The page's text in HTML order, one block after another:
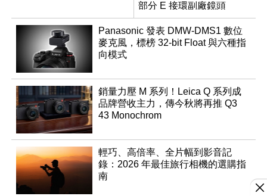
部分 E 接環副廠鏡頭
Panasonic 發表 DMW-DMS1 數位
麥克風，標榜 32-bit Float 與六種指
向模式
銷量力壓 M 系列！Leica Q 系列成
品牌營收主力，傳今秋將再推 Q3
43 Monochrom
輕巧、高倍率、全片幅到影音記
錄：2026 年最佳旅行相機的選購指
南